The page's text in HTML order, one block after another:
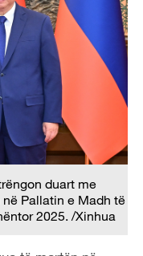
duart me
Pallatin e Madh të
2025. /Xinhua